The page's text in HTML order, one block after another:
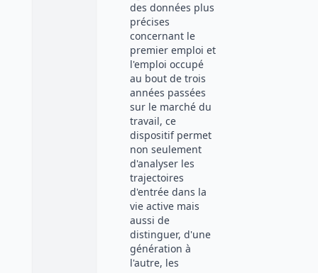
des données plus
précises
concernant le
premier emploi et
l'emploi occupé
au bout de trois
années passées
sur le marché du
travail, ce
dispositif permet
non seulement
d'analyser les
trajectoires
d'entrée dans la
vie active mais
aussi de
distinguer, d'une
génération à
l'autre, les